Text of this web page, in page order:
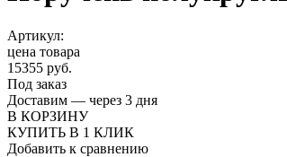
Артикул:
цена товара
15355 руб.
Под заказ
Доставим — через 3 дня
В КОРЗИНУ
КУПИТЬ В 1 КЛИК
Добавить к сравнению